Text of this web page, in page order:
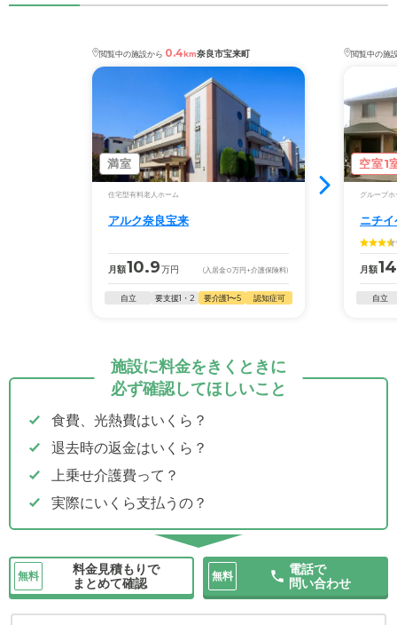
閲覧中の施設から 0.4km奈良市宝来町
満室
住宅型有料老人ホーム
アルク奈良宝来
月額10.9万円 (入居金0万円 +介護保険料)
自立 要支援1・2 要介護1〜5 認知症可
閲覧中の施
空室1
グループホ
ニチ
月額
自立
施設に料金をきくときに
必ず確認してほしいこと
食費、光熱費はいくら？
退去時の返金はいくら？
上乗せ介護費って？
実際にいくら支払うの？
無料
料金見積もりで
まとめて確認
無料
電話で
問い合わせ